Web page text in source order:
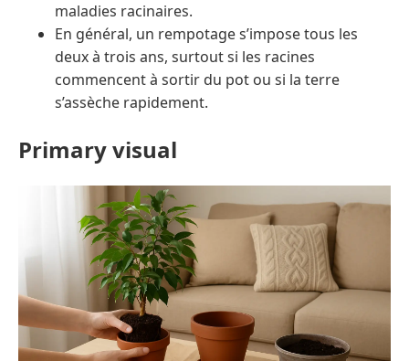
maladies racinaires.
En général, un rempotage s’impose tous les
deux à trois ans, surtout si les racines
commencent à sortir du pot ou si la terre
s’assèche rapidement.
Primary visual